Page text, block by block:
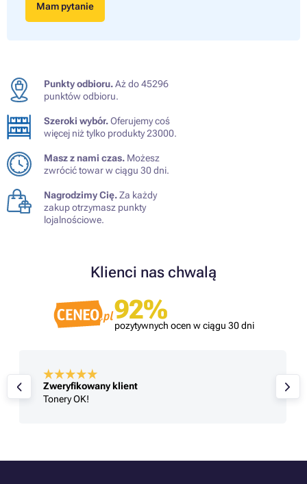
Mam pytanie
Punkty odbioru.Aż do 45296
punktów odbioru.
Szeroki wybór.Oferujemy coś
więcej niż tylko produkty 23000.
Masz z nami czas. Możesz
zwrócić towar w ciągu 30 dni.
Nagrodzimy Cię.Za każdy
zakup otrzymasz punkty
lojalnościowe.
Klienci nas chwalą
92%
pozytywnych ocen w ciągu 30 dni
Zweryfikowany klient
Tonery OK!